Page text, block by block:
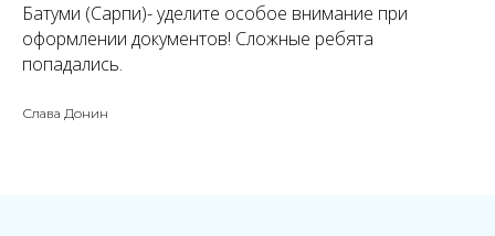
Батуми (Сарпи)- уделите особое внимание при
оформлении документов! Сложные ребята
попадались.
Слава Донин